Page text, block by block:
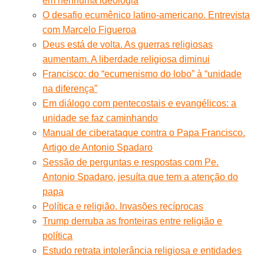
O desafio ecumênico latino-americano. Entrevista
com Marcelo Figueroa
Deus está de volta. As guerras religiosas
aumentam. A liberdade religiosa diminui
Francisco: do “ecumenismo do lobo” à “unidade
na diferença”
Em diálogo com pentecostais e evangélicos: a
unidade se faz caminhando
Manual de ciberataque contra o Papa Francisco.
Artigo de Antonio Spadaro
Sessão de perguntas e respostas com Pe.
Antonio Spadaro, jesuíta que tem a atenção do
papa
Política e religião. Invasões recíprocas
Trump derruba as fronteiras entre religião e
política
Estudo retrata intolerância religiosa e entidades